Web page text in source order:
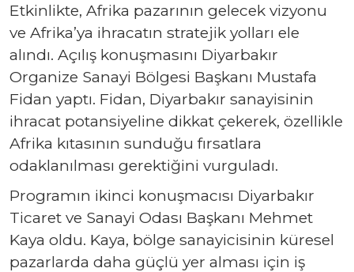
Etkinlikte, Afrika pazarının gelecek vizyonu
ve Afrika’ya ihracatın stratejik yolları ele
alındı. Açılış konuşmasını Diyarbakır
Organize Sanayi Bölgesi Başkanı Mustafa
Fidan yaptı. Fidan, Diyarbakır sanayisinin
ihracat potansiyeline dikkat çekerek, özellikle
Afrika kıtasının sunduğu fırsatlara
odaklanılması gerektiğini vurguladı.
Programın ikinci konuşmacısı Diyarbakır
Ticaret ve Sanayi Odası Başkanı Mehmet
Kaya oldu. Kaya, bölge sanayicisinin küresel
pazarlarda daha güçlü yer alması için iş